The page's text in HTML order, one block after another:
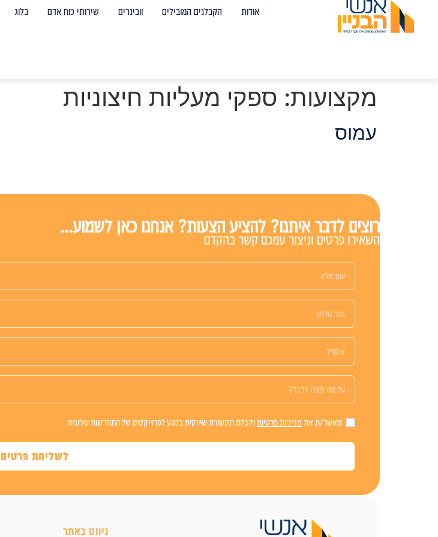
אודות הקבלנים המובילים וובינרים שירותי כוח אדם בלוג
מקצועות: ספקי מעליות חיצוניות
עמוס
רוצים לדבר איתנו? להציע הצעות? אנחנו כאן לשמוע...
השאירו פרטים וניצור עמכם קשר בהקדם
מאשר/ת את מדיניות פרטיותוקבלת תקשורת שיווקית בנוגע לפרוייקטים של התחדשות עירונית
לשליחת פרטים
ניווט באתר